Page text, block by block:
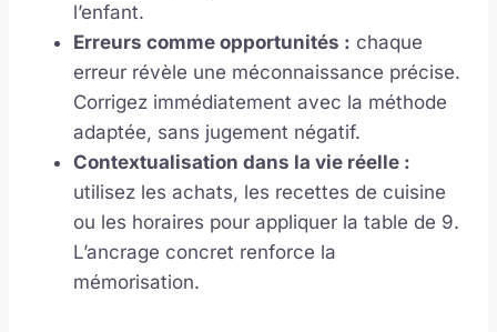
l’enfant.
Erreurs comme opportunités : chaque
erreur révèle une méconnaissance précise.
Corrigez immédiatement avec la méthode
adaptée, sans jugement négatif.
Contextualisation dans la vie réelle :
utilisez les achats, les recettes de cuisine
ou les horaires pour appliquer la table de 9.
L’ancrage concret renforce la
mémorisation.